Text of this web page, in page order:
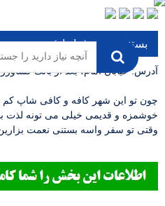
بستنی نعمت (چابهار)
آدرس: خیابان امام، بعد از بانک
چون تو این شهر کافه و کافی شاپ کم
خوشمزه و قدیمی خیلی می تونه لذت
وقتی تو سفر واسه بستنی نعمت